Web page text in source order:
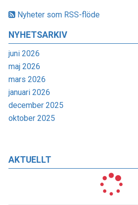
Nyheter som RSS-flöde
NYHETSARKIV
juni 2026
maj 2026
mars 2026
januari 2026
december 2025
oktober 2025
AKTUELLT